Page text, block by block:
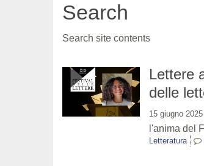
Search
Search site contents
Lettere
delle
15 giugno 2025
l'anima del
Letteratura